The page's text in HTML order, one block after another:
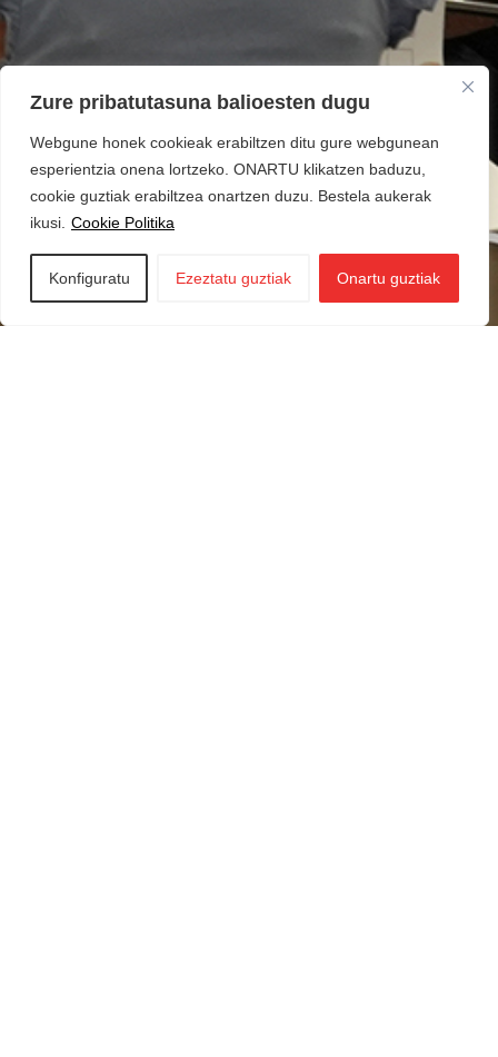
Zure pribatutasuna balioesten dugu
Webgune honek cookieak erabiltzen ditu gure webgunean
esperientzia onena lortzeko. ONARTU klikatzen baduzu,
cookie guztiak erabiltzea onartzen duzu. Bestela aukerak
ikusi. Cookie Politika
Konfiguratu Ezeztatu guztiak Onartu guztiak